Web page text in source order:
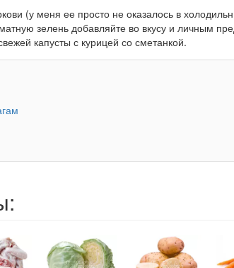
(у меня ее просто не оказалось в
зелень добавляйте во вкусу и личным
капусты с курицей со сметанкой.